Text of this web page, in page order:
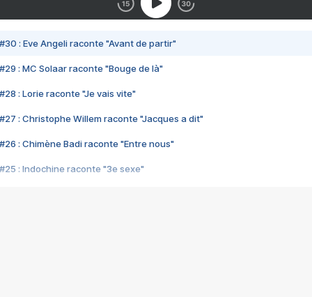
#30 : Eve Angeli raconte "Avant de partir"
#29 : MC Solaar raconte "Bouge de là"
#28 : Lorie raconte "Je vais vite"
#27 : Christophe Willem raconte "Jacques a dit"
#26 : Chimène Badi raconte "Entre nous"
#25 : Indochine raconte "3e sexe"